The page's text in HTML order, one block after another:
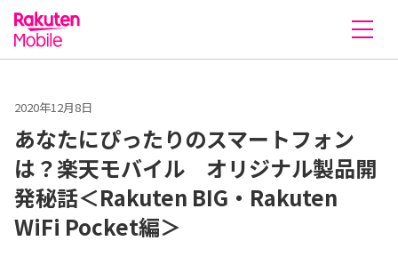
2020年12月8日
あなたにぴったりのスマートフォン
は？楽天モバイル オリジナル製品開
発秘話＜Rakuten BIG・Rakuten
WiFi Pocket編＞